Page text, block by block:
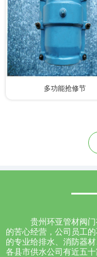
多功能抢修节
贵州环亚管材阀门
的苦心经营，公司员工
的专业给排水、消防器
各县市供水公司有近五